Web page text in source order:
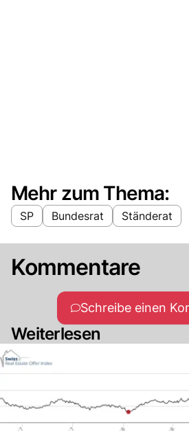
Mehr zum Thema:
SP Bundesrat Ständerat
Kommentare
Schreibe einen
Weiterlesen